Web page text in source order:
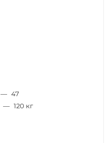
— 47
— 120 кг